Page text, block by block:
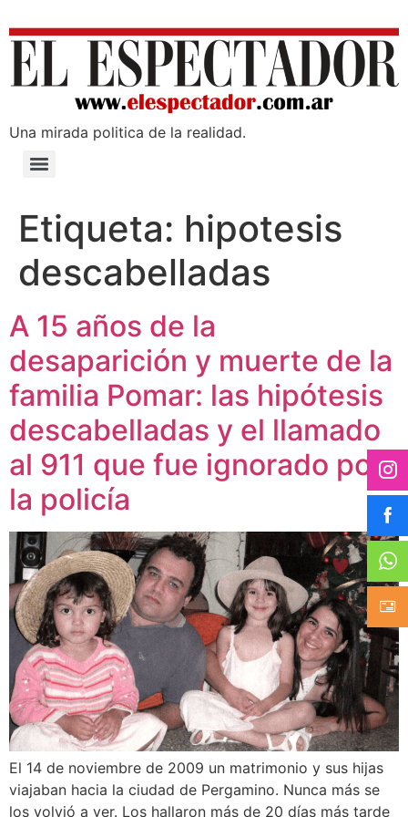
Una mirada poli­tica de la realidad.
Etiqueta: hipotesis
descabelladas
A 15 años de la
desaparición y muerte de la
familia Pomar: las hipótesis
descabelladas y el llamado
al 911 que fue ignorado por
la policía
El 14 de noviembre de 2009 un matrimonio y sus hijas
viajaban hacia la ciudad de Pergamino. Nunca más se
los volvió a ver. Los hallaron más de 20 días más tarde